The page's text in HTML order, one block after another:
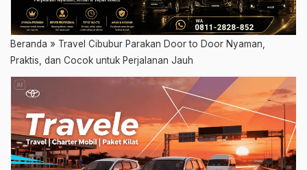
Beranda » Travel Cibubur Parakan Door to Door Nyaman,
Praktis, dan Cocok untuk Perjalanan Jauh